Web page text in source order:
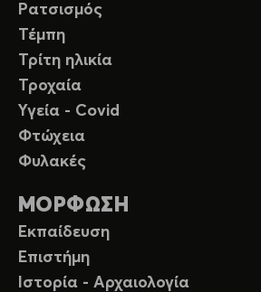
Ρατσισμός
Τέμπη
Τρίτη ηλικία
Τροχαία
Υγεία - Covid
Φτώχεια
Φυλακές
ΜΟΡΦΩΣΗ
Εκπαίδευση
Επιστήμη
Ιστορία - Αρχαιολογία